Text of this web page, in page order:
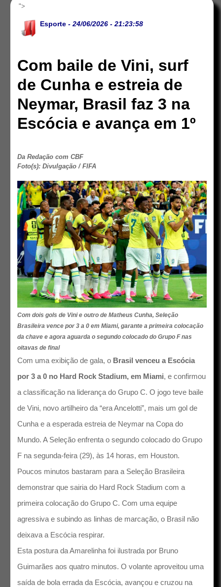
">
Esporte - 24/06/2026 - 21:23:58
Com baile de Vini, surf
de Cunha e estreia de
Neymar, Brasil faz 3 na
Escócia e avança em 1º
Da Redação com CBF
Foto(s): Divulgação / FIFA
Com dois gols de Vini e outro de Matheus Cunha, Seleção
Brasileira vence por 3 a 0 em Miami, garante a primeira colocação
da chave e agora aguarda o segundo colocado do Grupo F nas
oitavas de final
Com uma exibição de gala, o Brasil venceu a Escócia
por 3 a 0 no Hard Rock Stadium, em Miami, e confirmou
a classificação na liderança do Grupo C. O jogo teve baile
de Vini, novo artilheiro da “era Ancelotti”, mais um gol de
Cunha e a esperada estreia de Neymar na Copa do
Mundo. A Seleção enfrenta o segundo colocado do Grupo
F na segunda-feira (29), às 14 horas, em Houston.
Poucos minutos bastaram para a Seleção Brasileira
demonstrar que sairia do Hard Rock Stadium com a
primeira colocação do Grupo C. Com uma equipe
agressiva e subindo as linhas de marcação, o Brasil não
deixava a Escócia respirar.
Esta postura da Amarelinha foi ilustrada por Bruno
Guimarães aos quatro minutos. O volante aproveitou uma
saída de bola errada da Escócia, avançou e cruzou na